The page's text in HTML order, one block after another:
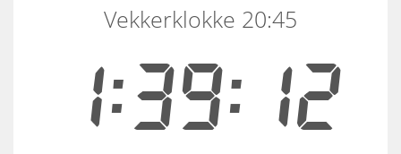
1:39:12
Vekkerklokke 20:45